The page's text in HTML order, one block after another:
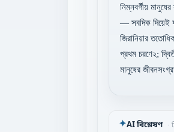
নিম্নবর্গীয়
— সবদিক দিয়েই
জিরানিয়ার
প্রথম চরণে২;
মানুষের
✦AI বিশ্লেষণ ·